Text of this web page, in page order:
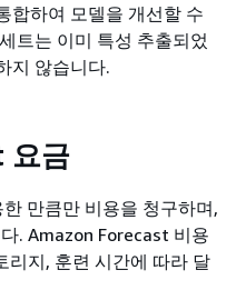
합하여 모델을 개선할 수
트는 이미 특성 추출되었
지 않습니다.
요금
만큼만 비용을 청구하며,
. Amazon Forecast 비용
리지, 훈련 시간에 따라 달